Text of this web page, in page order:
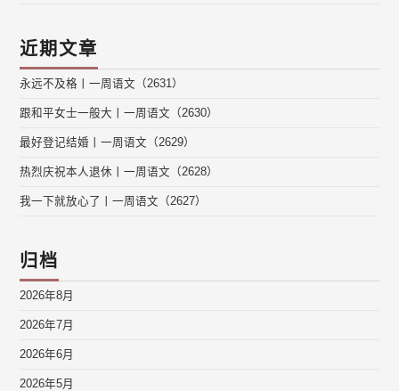
近期文章
永远不及格丨一周语文（2631）
跟和平女士一般大丨一周语文（2630）
最好登记结婚丨一周语文（2629）
热烈庆祝本人退休丨一周语文（2628）
我一下就放心了丨一周语文（2627）
归档
2026年8月
2026年7月
2026年6月
2026年5月